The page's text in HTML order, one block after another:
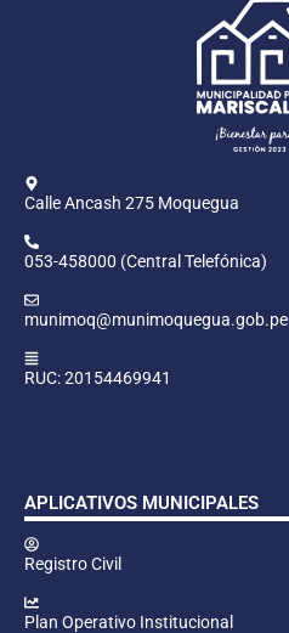
Calle Ancash 275 Moquegua
053-458000 (Central Telefónica)
munimoq@munimoquegua.gob.pe
RUC: 20154469941
APLICATIVOS MUNICIPALES
Registro Civil
Plan Operativo Institucional